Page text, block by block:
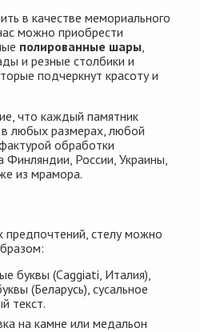
в качестве мемориального
можно приобрести
полированные шары
и резные столбики и
подчеркнут красоту и
что каждый памятник
любых размерах, любой
обработки
Финляндии, России, Украины,
из мрамора.
стелу можно
буквы (Сaggiati, Италия),
(Беларусь), сусальное
текст.
на камне или медальон